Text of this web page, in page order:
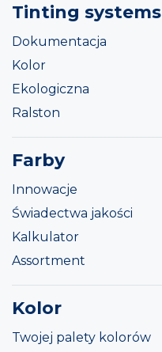
Tinting systems
Dokumentacja
Kolor
Ekologiczna
Ralston
Farby
Innowacje
Świadectwa jakości
Kalkulator
Assortment
Kolor
Twojej palety kolorów